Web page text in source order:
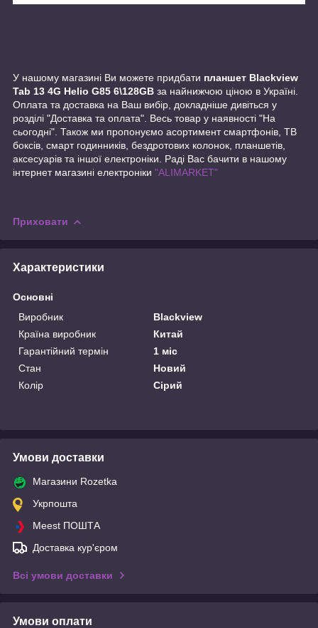
У нашому магазині Ви можете придбати планшет Blackview
Tab 13 4G Helio G85 6\128GB за найнижчою ціною в Україні.
Оплата та доставка на Ваш вибір, докладніше дивіться у
розділі "Доставка та оплата". Весь товар у наявності "На
сьогодні". Також ми пропонуємо асортимент смартфонів, ТВ
боксів, смарт годинників, бездротових колонок, планшетів,
аксесуарів та іншої електроніки. Раді Вас бачити в нашому
інтернет магазині електроніки "ALIMARKET"
Приховати
Характеристики
Основні
Виробник
Blackview
Країна виробник
Китай
Гарантійний термін
1 міс
Стан
Новий
Колір
Сірий
Умови доставки
Магазини Rozetka
Укрпошта
Meest ПОШТА
Доставка кур'єром
Всі умови доставки
Умови оплати